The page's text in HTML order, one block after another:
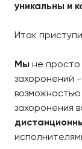
уникальны и
Итак
Мы не просто
захоронений
возможностью
захоронения